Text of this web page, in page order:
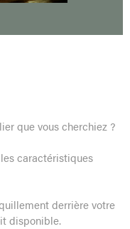
que vous cherchiez ?
caractéristiques
derrière votre
disponible.